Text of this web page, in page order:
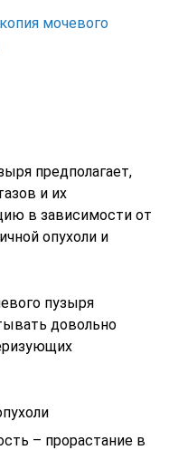
мочевого
предполагает,
и их
в зависимости от
опухоли и
пузыря
довольно
– прорастание в